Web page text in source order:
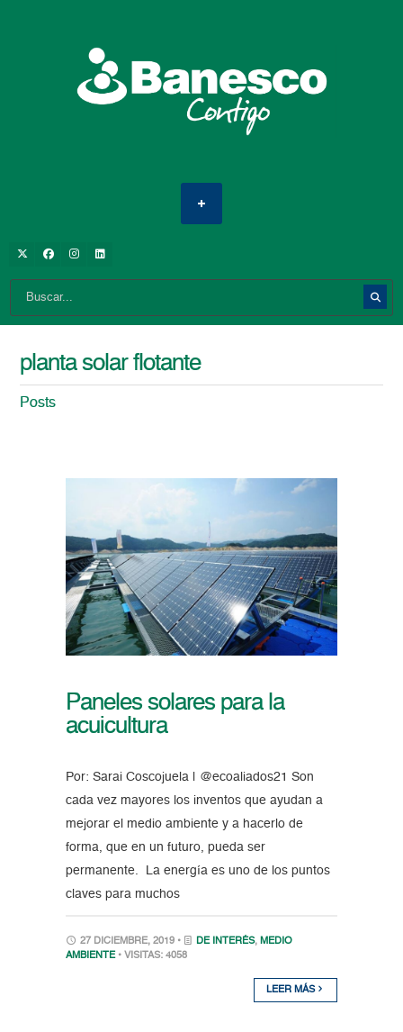
planta solar flotante
Posts
Paneles solares para la
acuicultura
Por: Sarai Coscojuela | @ecoaliados21 Son
cada vez mayores los inventos que ayudan a
mejorar el medio ambiente y a hacerlo de
forma, que en un futuro, pueda ser
permanente. La energía es uno de los puntos
claves para muchos
27 DICIEMBRE, 2019 • DE INTERÉS, MEDIO
AMBIENTE • VISITAS: 4058
LEER MÁS